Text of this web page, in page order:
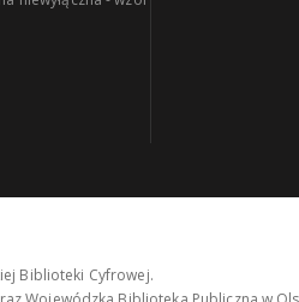
Biblioteki Cyfrowej.